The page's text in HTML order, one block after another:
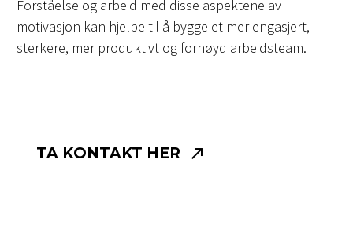
Forståelse og arbeid med disse aspektene av
motivasjon kan hjelpe til å bygge et mer engasjert,
sterkere, mer produktivt og fornøyd arbeidsteam.
TA KONTAKT HER 